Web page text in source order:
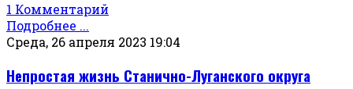
1 Комментарий
Подробнее ...
Среда, 26 апреля 2023 19:04
Непростая жизнь Станично-Луганского округа